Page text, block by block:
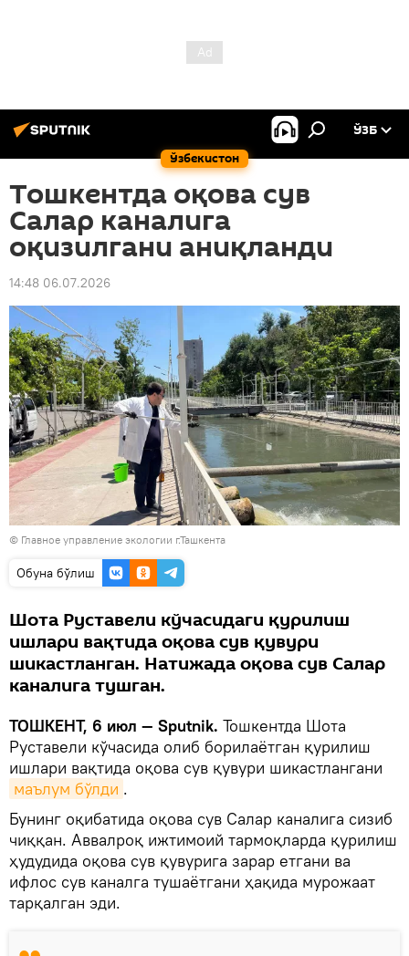
Ўзбекистон
ЎЗБ
Тошкентда оқова сув
Салар каналига
оқизилгани аниқланди
14:48 06.07.2026
© Главное управление экологии г.Ташкента
Oбуна бўлиш
Шота Руставели кўчасидаги қурилиш
ишлари вақтида оқова сув қувури
шикастланган. Натижада оқова сув Салар
каналига тушган.
ТОШКЕНТ, 6 июл — Sputnik. Тошкентда Шота
Руставели кўчасида олиб борилаётган қурилиш
ишлари вақтида оқова сув қувури шикастлангани
маълум бўлди .
Бунинг оқибатида оқова сув Салар каналига сизиб
чиққан. Аввалроқ ижтимоий тармоқларда қурилиш
ҳудудида оқова сув қувурига зарар етгани ва
ифлос сув каналга тушаётгани ҳақида мурожаат
тарқалган эди.